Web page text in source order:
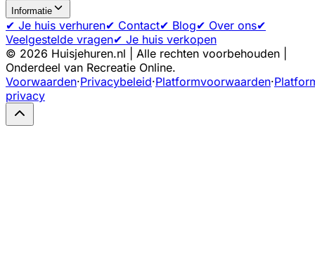
Informatie
✔ Je huis verhuren✔ Contact✔ Blog✔ Over ons✔
Veelgestelde vragen✔ Je huis verkopen
© 2026 Huisjehuren.nl | Alle rechten voorbehouden |
Onderdeel van Recreatie Online.
Voorwaarden·Privacybeleid·Platformvoorwaarden·
privacy